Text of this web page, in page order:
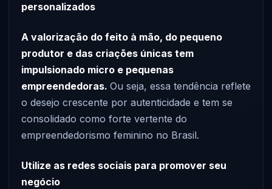
personalizados
A valorização do feito à mão, do pequeno
produtor e das criações únicas tem
impulsionado micro e pequenas
empreendedoras. Ou seja, essa tendência reflete
o desejo crescente por autenticidade e tem se
consolidado como forte vertente do
empreendedorismo feminino no Brasil.
Utilize as redes sociais para promover seu
negócio